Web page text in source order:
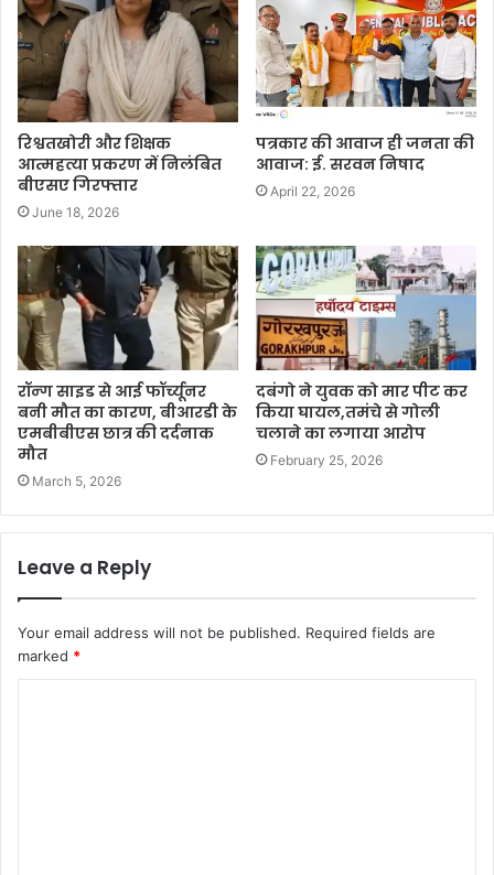
रिश्वतखोरी और शिक्षक
आत्महत्या प्रकरण में निलंबित
बीएसए गिरफ्तार
June 18, 2026
पत्रकार की आवाज ही जनता की
आवाज: ई. सरवन निषाद
April 22, 2026
रॉन्ग साइड से आई फॉर्च्यूनर
बनी मौत का कारण, बीआरडी के
एमबीबीएस छात्र की दर्दनाक
मौत
March 5, 2026
दबंगो ने युवक को मार पीट कर
किया घायल,तमंचे से गोली
चलाने का लगाया आरोप
February 25, 2026
Leave a Reply
Your email address will not be published. Required fields are
marked *